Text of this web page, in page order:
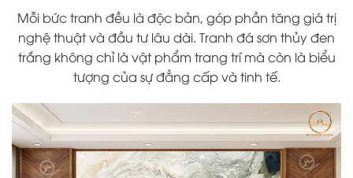
Mỗi bức tranh đều là độc bản, góp phần tăng giá trị
nghệ thuật và đầu tư lâu dài. Tranh đá sơn thủy đen
trắng không chỉ là vật phẩm trang trí mà còn là biểu
tượng của sự đẳng cấp và tinh tế.